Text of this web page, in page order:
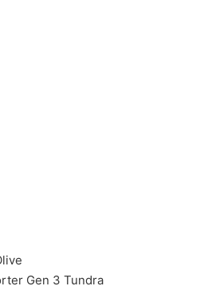
Gen 3 Tundra